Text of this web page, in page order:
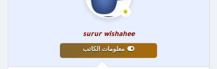
surur wishahee
معلومات الكاتب